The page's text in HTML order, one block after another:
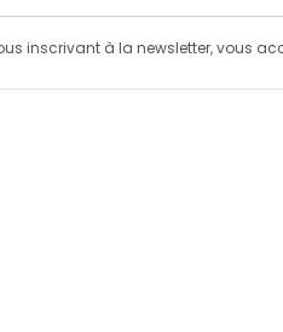
inscrivant à la newsletter, vous